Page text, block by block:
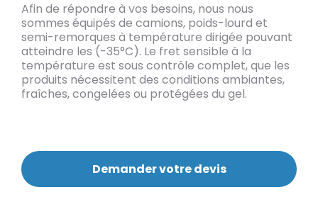
Afin de répondre à vos besoins, nous nous
sommes équipés de camions, poids-lourd et
semi-remorques à température dirigée pouvant
atteindre les (-35°C). Le fret sensible à la
température est sous contrôle complet, que les
produits nécessitent des conditions ambiantes,
fraîches, congelées ou protégées du gel.
Demander votre devis